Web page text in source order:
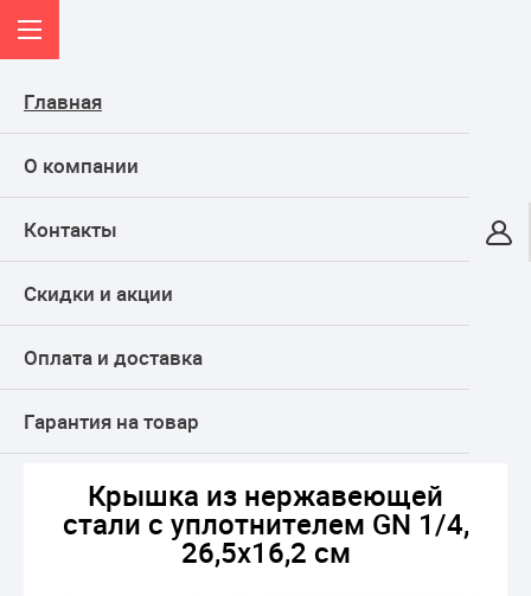
Главная
О компании
Контакты
Скидки и акции
Оплата и доставка
Гарантия на товар
Онлайн-гипермаркет
КАТАЛОГ
Крышка из нержавеющей стали с уплотнителем GN 1/4, 26,5х16,2
см
Крышка из нержавеющей
стали с уплотнителем GN 1/4,
26,5х16,2 см